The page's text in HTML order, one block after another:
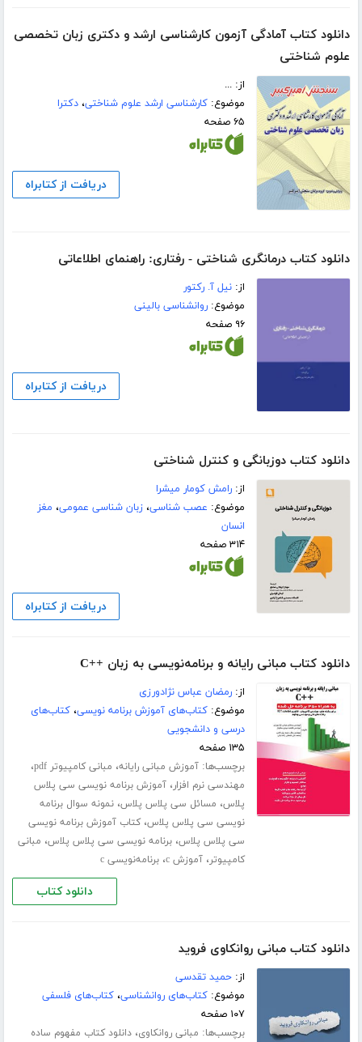
دانلود کتاب آمادگی آزمون کارشناسی ارشد و دکتری زبان تخصصی
علوم شناختی
از: ...
موضوع:کارشناسی ارشد علوم شناختی،دکترا
۶۵ صفحه
دریافت از کتابراه
دانلود کتاب درمانگری شناختی - رفتاری: راهنمای اطلاعاتی
از:نیل آ. رکتور
موضوع:روانشناسی بالینی
۹۶ صفحه
دریافت از کتابراه
دانلود کتاب دوزبانگی و کنترل شناختی
از:رامش کومار میشرا
موضوع: عصب شناسی،زبان شناسی عمومی، مغز
انسان
۳۱۴ صفحه
دریافت از کتابراه
دانلود کتاب مبانی رایانه و برنامه‌نویسی به زبان ++C
از:رمضان عباس نژادورزی
موضوع:کتاب‌های آموزش برنامه نویسی،کتاب‌های
درسی و دانشجویی
۱۳۵ صفحه
برچسب‌ها:آموزش مبانی رایانه، مبانی کامپیوتر pdf ،
مهندسی نرم افزار،آموزش برنامه نویسی سی پلاس
پلاس، مسائل سی پلاس پلاس،نمونه سوال برنامه
نویسی سی پلاس پلاس،کتاب آموزش برنامه نویسی
سی پلاس پلاس،برنامه نویسی سی پلاس پلاس، مبانی
کامپیوتر،آموزش c ،برنامه‌نویسی c
دانلود کتاب
دانلود کتاب مبانی روانکاوی فروید
از:حمید تقدسی
موضوع:کتاب‌های روانشناسی،کتاب‌های فلسفی
۱۰۷ صفحه
برچسب‌ها: مبانی روانکاوی،دانلود کتاب مفهوم ساده